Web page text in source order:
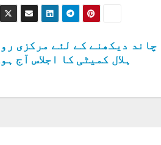
چاند دیکھنے کے لئے مرکزی
ہلال کمیٹی کا اجلاس آج